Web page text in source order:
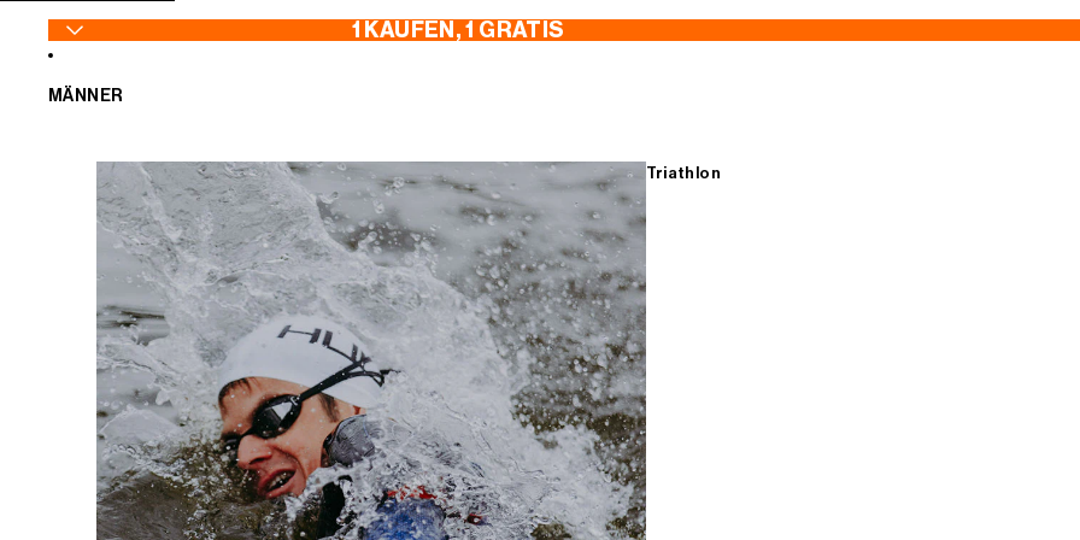
1 KAUFEN, 1 GRATIS
MÄNNER
Triathlon